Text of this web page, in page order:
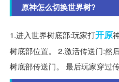
原神怎么切换世界树?
1.进入世界树底部:玩家打开原
树底部位置。 2.激活传送门:然
树底部传送门。 最后玩家穿过